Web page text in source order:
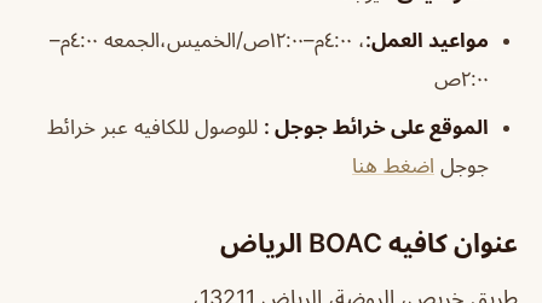
مواعيد العمل:
، ٤:٠٠م–١٢:٠٠ص/الخميس،الجمعه ٤:٠٠م–
٢:٠٠ص
الموقع على خرائط جوجل : للوصول للكافيه عبر خرائط
جوجل اضغط هنا
عنوان كافيه BOAC الرياض
طريق خريص، الروضة، الرياض 13211،